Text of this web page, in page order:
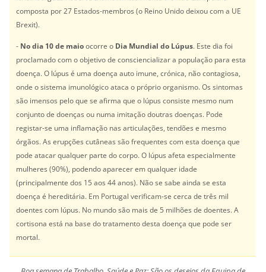
composta por 27 Estados-membros (o Reino Unido deixou com a UE
Brexit).
- No dia 10 de maioocorre o Dia Mundial do Lúpus. Este dia foi
proclamado com o objetivo de consciencializar a população para esta
doença. O lúpus é uma doença auto imune, crónica, não contagiosa,
onde o sistema imunológico ataca o próprio organismo. Os sintomas
são imensos pelo que se afirma que o lúpus consiste mesmo num
conjunto de doenças ou numa imitação doutras doenças. Pode
registar-se uma inflamação nas articulações, tendões e mesmo
órgãos. As erupções cutâneas são frequentes com esta doença que
pode atacar qualquer parte do corpo. O lúpus afeta especialmente
mulheres (90%), podendo aparecer em qualquer idade
(principalmente dos 15 aos 44 anos). Não se sabe ainda se esta
doença é hereditária. Em Portugal verificam-se cerca de três mil
doentes com lúpus. No mundo são mais de 5 milhões de doentes. A
cortisona está na base do tratamento desta doença que pode ser
mortal.